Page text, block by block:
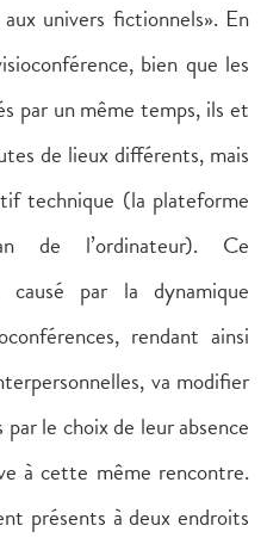
univers fictionnels». En
bien que les
par un même temps, ils et
de lieux différents, mais
technique (la plateforme
de l’ordinateur). Ce
causé par la dynamique
rendant ainsi
va modifier
le choix de leur absence
à cette même rencontre.
présents à deux endroits